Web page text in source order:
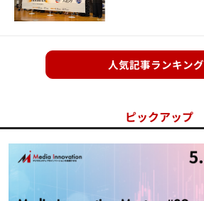
人気記事ランキング
ピックアップ